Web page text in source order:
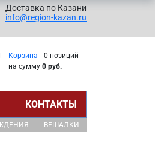
Доставка по Казани
info@region-kazan.ru
Корзина
0 позиций
на сумму 0 руб.
КОНТАКТЫ
ВЕШАЛКИ